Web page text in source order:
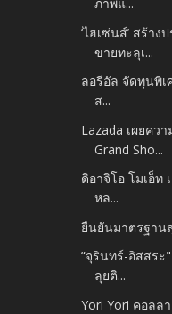
ภาพแ...
‘ไฮเซ่นส์’ สร้า
ขายทะลุเ...
ลอรีอัล จัดทุนพิเ
ส...
Lazada เผยคว
Grand Sho...
ดิอาจิโอ โมเอ็
หล...
ยืนยันมาตรฐาน
“จุรินทร์-อิสสร
ลุยติ...
Yori Yori คอลล